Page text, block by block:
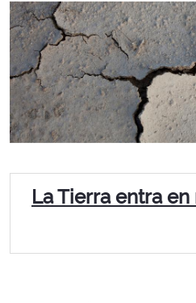
La Tierra entra